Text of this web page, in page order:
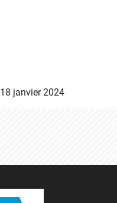
18 janvier 2024